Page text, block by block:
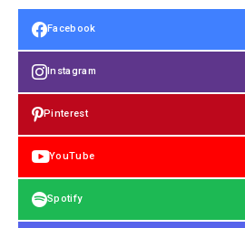
Facebook
Instagram
Pinterest
YouTube
Spotify